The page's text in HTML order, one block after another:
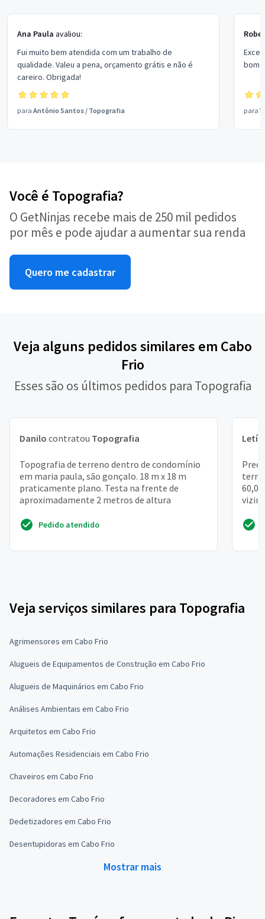
Ana Paula avaliou:
Fui muito bem atendida com um trabalho de
qualidade. Valeu a pena, orçamento grátis e não é
careiro. Obrigada!
para Antônio Santos / Topografia
bom
para
Você é Topografia?
O GetNinjas recebe mais de 250 mil pedidos
por mês e pode ajudar a aumentar sua renda
Quero me cadastrar
Veja alguns pedidos similares em Cabo
Frio
Esses são os últimos pedidos para Topografia
Danilo contratou Topografia
Topografia de terreno dentro de condomínio
em maria paula, são gonçalo. 18 m x 18 m
praticamente plano. Testa na frente de
aproximadamente 2 metros de altura
Pedido atendido
Veja serviços similares para Topografia
Agrimensores em Cabo Frio
Alugueis de Equipamentos de Construção em Cabo Frio
Alugueis de Maquinários em Cabo Frio
Análises Ambientais em Cabo Frio
Arquitetos em Cabo Frio
Automações Residenciais em Cabo Frio
Chaveiros em Cabo Frio
Decoradores em Cabo Frio
Dedetizadores em Cabo Frio
Desentupidoras em Cabo Frio
Mostrar mais